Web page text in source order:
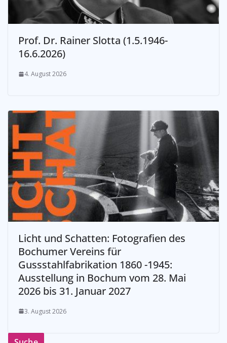
Prof. Dr. Rainer Slotta (1.5.1946-
16.6.2026)
4. August 2026
Licht und Schatten: Fotografien des
Bochumer Vereins für
Gussstahlfabrikation 1860 -1945:
Ausstellung in Bochum vom 28. Mai
2026 bis 31. Januar 2027
3. August 2026